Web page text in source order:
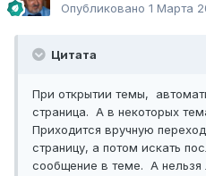
Опубликовано 1 Марта
Цитата
При открытии темы,
страница. А в некоторых
Приходится вручную
страницу, а потом искать
сообщение в теме. А нельзя